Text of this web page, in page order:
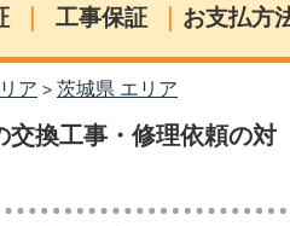
| 工事保証 | お支払方
ア > 茨城県 エリア
換工事・修理依頼の対